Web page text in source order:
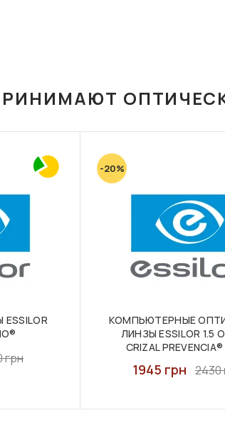
грн
-20%
КОМПЬЮТЕРНЫЕ
ЛИНЗЫ ESSILOR 1.5
CRIZAL
1945 грн 2430